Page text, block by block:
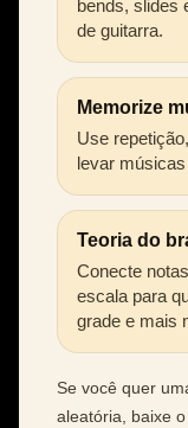
bends, slides
de guitarra.
Memorize
Use
levar
Teoria do
Conecte
escala para
grade e mais
Se você quer
aleatória, baixe